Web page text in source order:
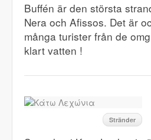
Buffén är den största
Nera och Afissos. Det är
många turister från de
klart vatten !
Stränder